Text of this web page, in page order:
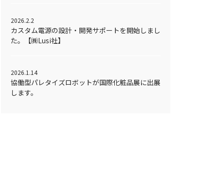
2026.2.2
カスタム電源の設計・開発サポートを開始しまし
た。【㈱Lusi社】
2026.1.14
協働型パレタイズロボットが国際化粧品展に出展
します。